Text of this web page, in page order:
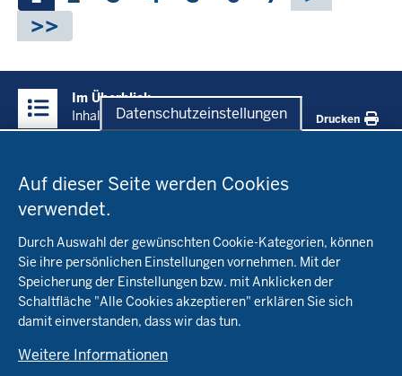
Datenschutzeinstellungen
Auf dieser Seite werden Cookies
verwendet.
Durch Auswahl der gewünschten Cookie-Kategorien, können
Sie ihre persönlichen Einstellungen vornehmen. Mit der
Speicherung der Einstellungen bzw. mit Anklicken der
Schaltfläche "Alle Cookies akzeptieren" erklären Sie sich
damit einverstanden, dass wir das tun.
Weitere Informationen
Seite
Inhalte
Im Überblick
Inhalt
Drucken
in
der
Fachinfo
Öko-Modellregionen NRW
Pflanzenbau
Tierhaltung
Markt
Umstellung
Beratung
Landwirtschaftskammer NRW
Bioland
Versuche
Leitbetriebe Ökologischer Landbau